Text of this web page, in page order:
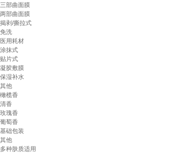
三部曲面膜
两部曲面膜
揭剥/撕拉式
免洗
医用耗材
涂抹式
贴片式
凝胶敷膜
保湿补水
其他
橄榄香
清香
玫瑰香
葡萄香
基础包装
其他
多种肤质适用